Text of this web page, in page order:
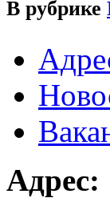
В рубрике
Адрес: